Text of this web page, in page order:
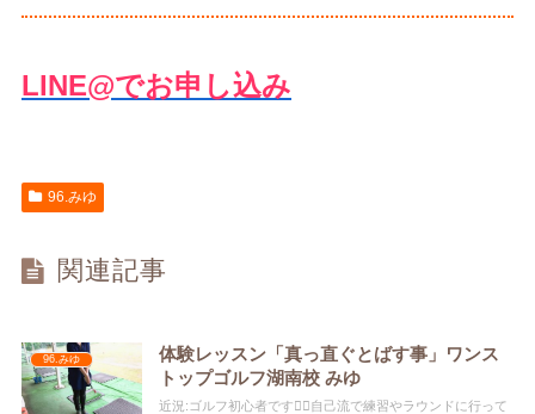
LINE@でお申し込み
96.みゆ
関連記事
96.みゆ
体験レッスン「真っ直ぐとばす事」ワンス
トップゴルフ湖南校 みゆ
近況:ゴルフ初心者です🏌️‍♀️自己流で練習やラウンドに行って